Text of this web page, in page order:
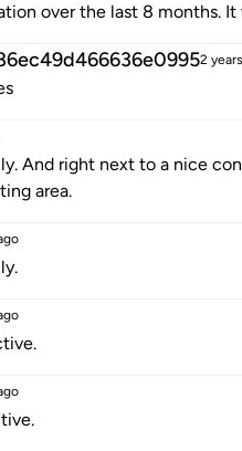
over the last 8 months.
2
And right next to a nice
area.